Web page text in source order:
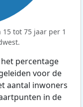
tot 75 jaar per 1
percentage
voor de
aantal inwoners
in de